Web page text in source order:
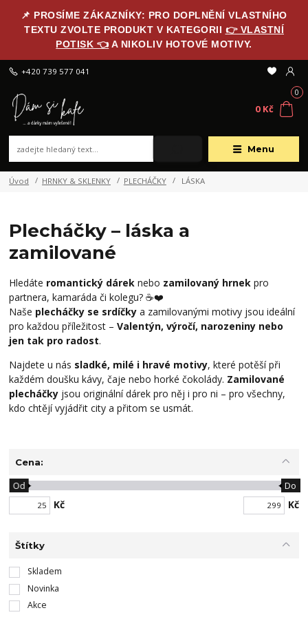
📌 PROSÍME ZÁKAZNÍKY: PRO DOPLNĚNÍ VLASTNÍHO
TEXTU ZVOLTE PRODUKT V KATEGORII 👉 VLASTNÍ
POTISK 👈 A NIKOLIV HOTOVÉ MOTIVY.
Menu
+420 739 577 041
0
0 Kč
Úvod HRNKY & SKLENKY PLECHÁČKY LÁSKA
Plecháčky – láska a
zamilované
Hledáte romantický dárek nebo zamilovaný hrnek pro
partnera, kamaráda či kolegu? ☕❤️
Naše plecháčky se srdíčky a zamilovanými motivy jsou ideální
pro každou příležitost –Valentýn, výročí, narozeniny nebo
jen tak pro radost.
Najdete u nás sladké, milé i hravé motivy, které potěší při
každém doušku kávy, čaje nebo horké čokolády. Zamilované
plecháčky jsou originální dárek pro něj i pro ni – pro všechny,
kdo chtějí vyjádřit city a přitom se usmát.
Cena:
Kč
Od Do
Kč
Štítky
Skladem
Novinka
Akce